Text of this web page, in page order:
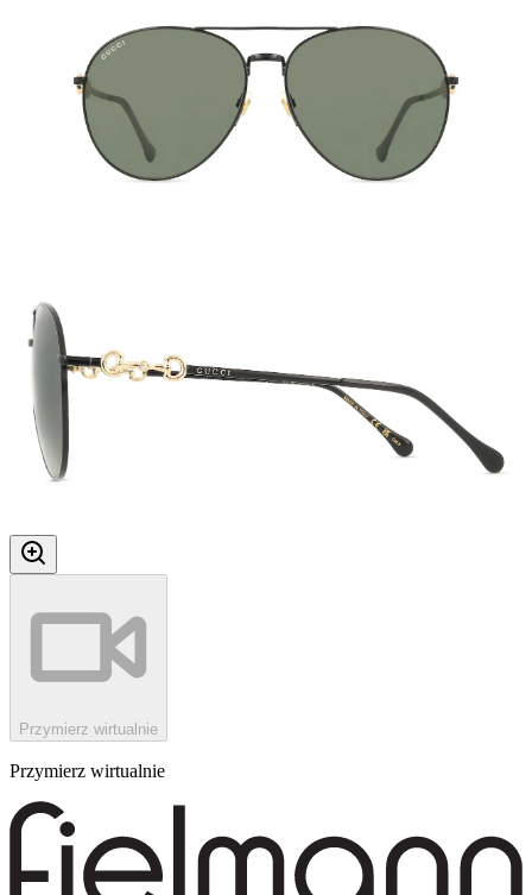
Przymierz wirtualnie
Przymierz wirtualnie